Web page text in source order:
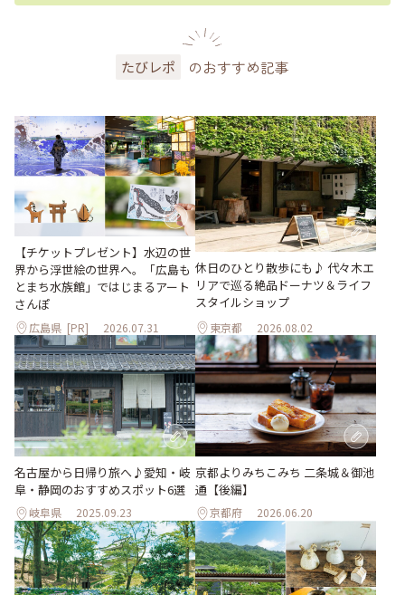
たびレポ のおすすめ記事
【チケットプレゼント】水辺の世
界から浮世絵の世界へ。「広島も
とまち水族館」ではじまるアート
さんぽ
広島県 [PR] 2026.07.31
休日のひとり散歩にも♪ 代々木エ
リアで巡る絶品ドーナツ＆ライフ
スタイルショップ
東京都 2026.08.02
名古屋から日帰り旅へ♪愛知・岐
阜・静岡のおすすめスポット6選
岐阜県 2025.09.23
京都よりみちこみち 二条城＆御池
通【後編】
京都府 2026.06.20